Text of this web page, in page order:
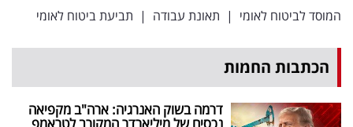
המוסד לביטוח לאומי | תאונת עבודה | תביעת ביטוח לאומי
הכתבות החמות
דרמה בשוק האנרגיה: ארה"ב מקפיאה
נכסים של מיליארדר המקורב לטראמפ